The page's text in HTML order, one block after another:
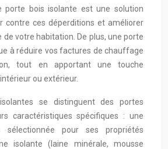
porte bois isolante est une solution
contre ces déperditions et améliorer
de votre habitation. De plus, une porte
à réduire vos factures de chauffage
tout en apportant une touche
ou extérieur.
se distinguent des portes
caractéristiques spécifiques : une
sélectionnée pour ses propriétés
isolante (laine minérale, mousse